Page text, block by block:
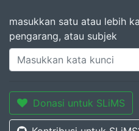
masukkan satu atau lebih
pengarang, atau subjek
Donasi untuk SLiMS